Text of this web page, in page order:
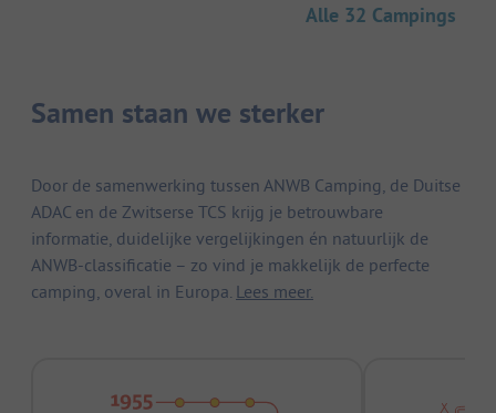
Alle 32 Campings
Samen staan we sterker
Door de samenwerking tussen ANWB Camping, de Duitse
ADAC en de Zwitserse TCS krijg je betrouwbare
informatie, duidelijke vergelijkingen én natuurlijk de
ANWB-classificatie – zo vind je makkelijk de perfecte
camping, overal in Europa. Lees meer.